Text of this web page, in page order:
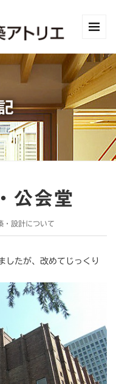
公会堂
・設計について
したが、改めてじっくり